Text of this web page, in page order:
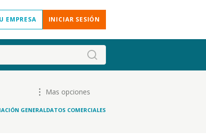
EMPRESA INICIAR SESIÓN
Mas opciones
GENERALDATOS COMERCIALES